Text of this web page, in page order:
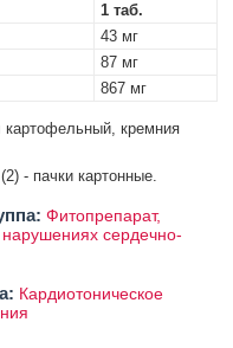
1 таб.
43 мг
87 мг
867 мг
картофельный, кремния
- пачки картонные.
Фитопрепарат,
сердечно-
Кардиотоническое